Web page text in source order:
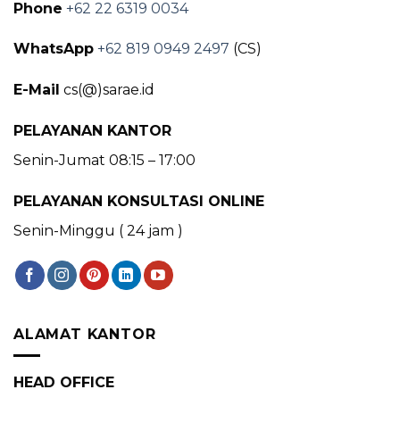
Phone +62 22 6319 0034
WhatsApp +62 819 0949 2497 (CS)
E-Mail cs(@)sarae.id
PELAYANAN KANTOR
Senin-Jumat 08:15 – 17:00
PELAYANAN KONSULTASI ONLINE
Senin-Minggu ( 24 jam )
ALAMAT KANTOR
HEAD OFFICE